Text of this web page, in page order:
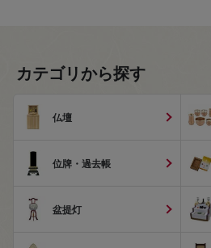
カテゴリから探す
仏壇
位牌・過去帳
盆提灯